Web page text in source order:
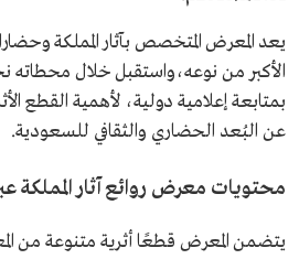
يعد المعرض المتخصص بآثار المملكة
بمتابعة إعلامية دولية، لأهمية القطع
عن البُعد الحضاري والثقافي للسعودية.
محتويات معرض روائع آثار المملكة
يتضمن المعرض قطعًا أثرية متنوعة من